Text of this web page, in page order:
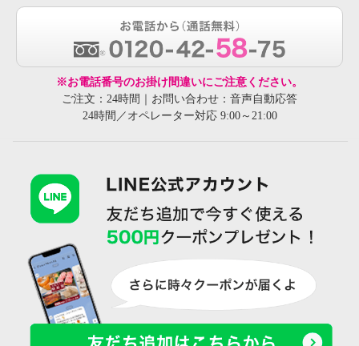
※お電話番号のお掛け間違いにご注意ください。
ご注文：24時間｜お問い合わせ：音声自動応答
24時間／オペレーター対応 9:00～21:00